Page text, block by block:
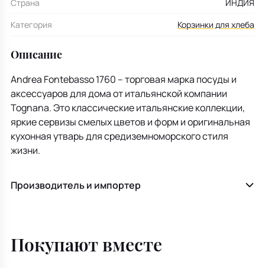
Страна
ИНДИЯ
Категория
Корзинки для хлеба
Описание
Andrea Fontebasso 1760 – торговая марка посуды и
аксессуаров для дома от итальянской компании
Tognana. Это классические итальянские коллекции,
яркие сервизы смелых цветов и форм и оригинальная
кухонная утварь для средиземноморского стиля
жизни.
Производитель и импортер
Покупают вместе